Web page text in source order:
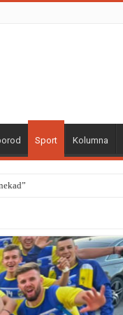
Sport Kolumna